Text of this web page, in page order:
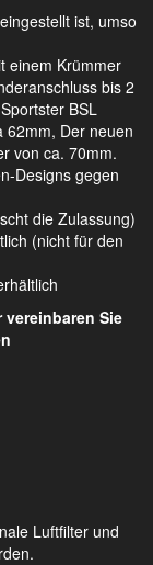
ist, umso
einem Krümmer
bis 2
BSL
62mm, Der neuen
von ca. 70mm.
Designs gegen
die Zulassung)
(nicht für den
Sie
Luftfilter und